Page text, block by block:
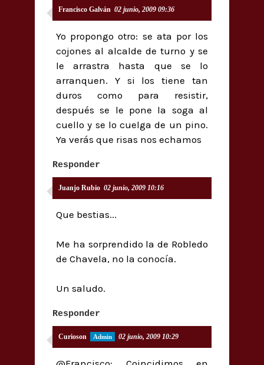
Francisco Galván 02 junio, 2009 09:36
Yo propongo otro: se ata por los
cojones al alcalde de turno y se
le arrastra hasta que se lo
arranquen. Y si los tiene tan
duros como para resistir,
después se le pone la soga al
cuello y se lo cuelga de un pino.
Ya verás que risas nos echamos
Responder
Juanjo Rubio 02 junio, 2009 10:16
Que bestias...
Me ha sorprendido la de Robledo
de Chavela, no la conocía.
Un saludo.
Responder
Curioson 02 junio, 2009 10:29